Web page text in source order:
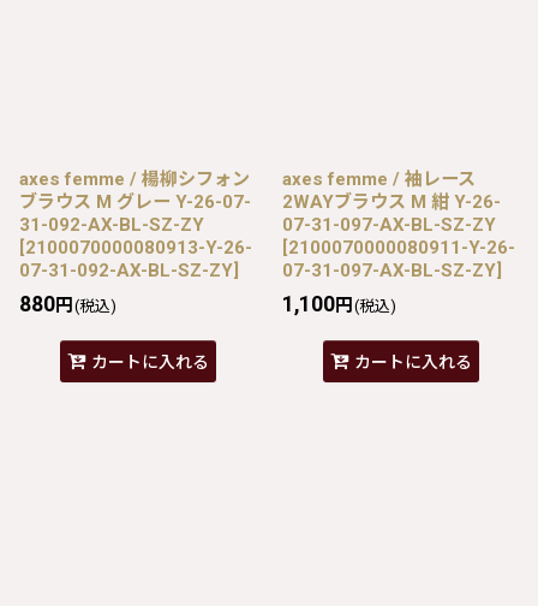
axes femme / 楊柳シフォン
ブラウス M グレー Y-26-07-
31-092-AX-BL-SZ-ZY
[2100070000080913-Y-26-
07-31-092-AX-BL-SZ-ZY]
880円 (税込)
カートに入れる
axes femme / 袖レース
2WAYブラウス M 紺 Y-26-
07-31-097-AX-BL-SZ-ZY
[2100070000080911-Y-26-
07-31-097-AX-BL-SZ-ZY]
1,100円 (税込)
カートに入れる